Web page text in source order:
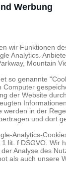
Werbung
wir Funktionen
Analytics.
Mountain
so genannte
Computer
der Website
werden in der
und dort
Analytics-
lit. f DSGVO. Wir
Analyse des
als auch unsere